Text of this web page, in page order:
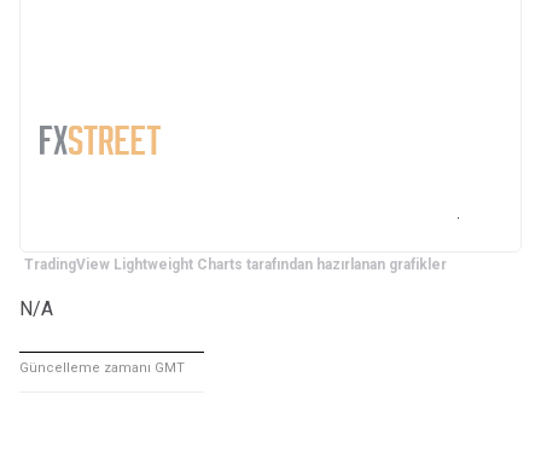
TradingView Lightweight Charts tarafından hazırlanan grafikler
N/A
Güncelleme zamanı GMT